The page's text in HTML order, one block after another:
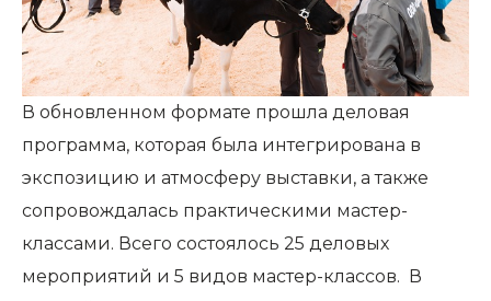
В обновленном формате прошла деловая
программа, которая была интегрирована в
экспозицию и атмосферу выставки, а также
сопровождалась практическими мастер-
классами. Всего состоялось 25 деловых
мероприятий и 5 видов мастер-классов. В